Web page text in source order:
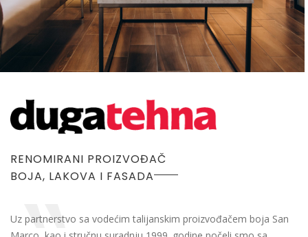
RENOMIRANI PROIZVOĐAČ
BOJA, LAKOVA I FASADA
Uz partnerstvo sa vodećim talijanskim proizvođačem boja San